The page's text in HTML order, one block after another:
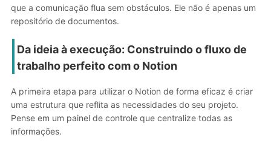
que a comunicação flua sem obstáculos. Ele não é apenas um
repositório de documentos.
Da ideia à execução: Construindo o fluxo de
trabalho perfeito com o Notion
A primeira etapa para utilizar o Notion de forma eficaz é criar
uma estrutura que reflita as necessidades do seu projeto.
Pense em um painel de controle que centralize todas as
informações.